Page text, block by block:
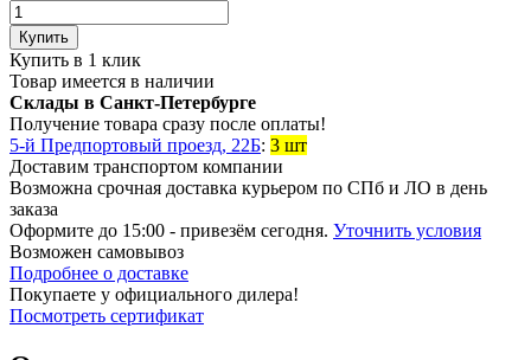
Купить
Купить в 1 клик
Товар имеется в наличии
Склады в Санкт-Петербурге
Получение товара сразу после оплаты!
5-й Предпортовый проезд, 22Б: 3 шт
Доставим транспортом компании
Возможна срочная доставка курьером по СПб и ЛО в день
заказа
Оформите до 15:00 - привезём сегодня. Уточнить условия
Возможен самовывоз
Подробнее о доставке
Покупаете у официального дилера!
Посмотреть сертификат